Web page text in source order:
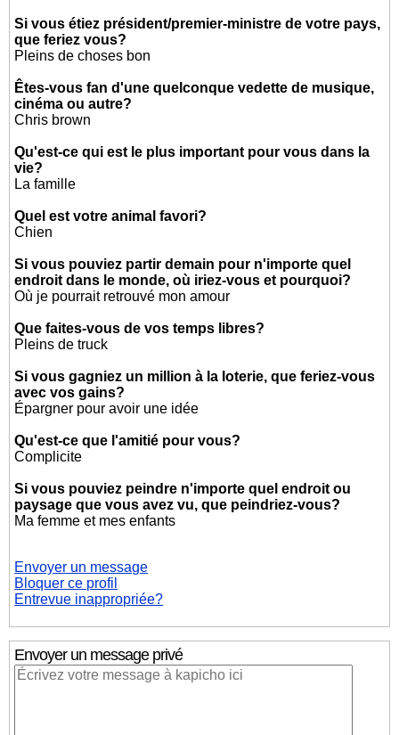
Si vous étiez président/premier-ministre de votre pays,
que feriez vous?
Pleins de choses bon
Êtes-vous fan d'une quelconque vedette de musique,
cinéma ou autre?
Chris brown
Qu'est-ce qui est le plus important pour vous dans la
vie?
La famille
Quel est votre animal favori?
Chien
Si vous pouviez partir demain pour n'importe quel
endroit dans le monde, où iriez-vous et pourquoi?
Où je pourrait retrouvé mon amour
Que faites-vous de vos temps libres?
Pleins de truck
Si vous gagniez un million à la loterie, que feriez-vous
avec vos gains?
Épargner pour avoir une idée
Qu'est-ce que l'amitié pour vous?
Complicite
Si vous pouviez peindre n'importe quel endroit ou
paysage que vous avez vu, que peindriez-vous?
Ma femme et mes enfants
Envoyer un message
Bloquer ce profil
Entrevue inappropriée?
Envoyer un message privé